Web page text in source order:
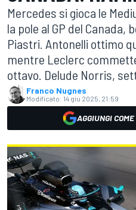
Mercedes si gioca le
la pole al GP del Canada,
Piastri. Antonelli ottimo
mentre Leclerc
ottavo. Delude Norris,
Franco Nugnes
Modificato: 14 giu 2025, 21:59
AGGIUNGI